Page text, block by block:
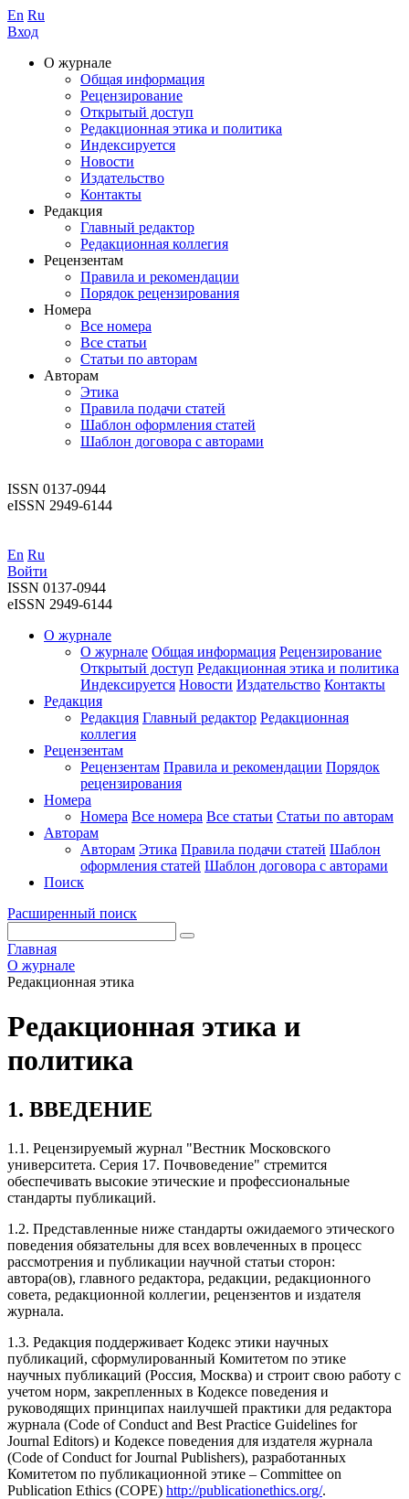
En Ru
Вход
О журнале
Общая информация
Рецензирование
Открытый доступ
Редакционная этика и политика
Индекcируется
Новости
Издательство
Контакты
Редакция
Главный редактор
Редакционная коллегия
Рецензентам
Правила и рекомендации
Порядок рецензирования
Номера
Все номера
Все статьи
Статьи по авторам
Авторам
Этика
Правила подачи статей
Шаблон оформления статей
Шаблон договора с авторами
ISSN 0137-0944
eISSN 2949-6144
En Ru
Войти
ISSN 0137-0944
eISSN 2949-6144
О журнале
О журнале Общая информация Рецензирование
Открытый доступ Редакционная этика и политика
Индекcируется Новости Издательство Контакты
Редакция
Редакция Главный редактор Редакционная
коллегия
Рецензентам
Рецензентам Правила и рекомендации Порядок
рецензирования
Номера
Номера Все номера Все статьи Статьи по авторам
Авторам
Авторам Этика Правила подачи статей Шаблон
оформления статей Шаблон договора с авторами
Поиск
Расширенный поиск
Главная
О журнале
Редакционная этика
Редакционная этика и
политика
1. ВВЕДЕНИЕ
1.1. Рецензируемый журнал "Вестник Московского
университета. Серия 17. Почвоведение" стремится
обеспечивать высокие этические и профессиональные
стандарты публикаций.
1.2. Представленные ниже стандарты ожидаемого этического
поведения обязательны для всех вовлеченных в процесс
рассмотрения и публикации научной статьи сторон:
автора(ов), главного редактора, редакции, редакционного
совета, редакционной коллегии, рецензентов и издателя
журнала.
1.3. Редакция поддерживает Кодекс этики научных
публикаций, сформулированный Комитетом по этике
научных публикаций (Россия, Москва) и строит свою работу с
учетом норм, закрепленных в Кодексе поведения и
руководящих принципах наилучшей практики для редактора
журнала (Code of Conduct and Best Practice Guidelines for
Journal Editors) и Кодексе поведения для издателя журнала
(Code of Conduct for Journal Publishers), разработанных
Комитетом по публикационной этике – Committee on
Publication Ethics (COPE) http://publicationethics.org/.